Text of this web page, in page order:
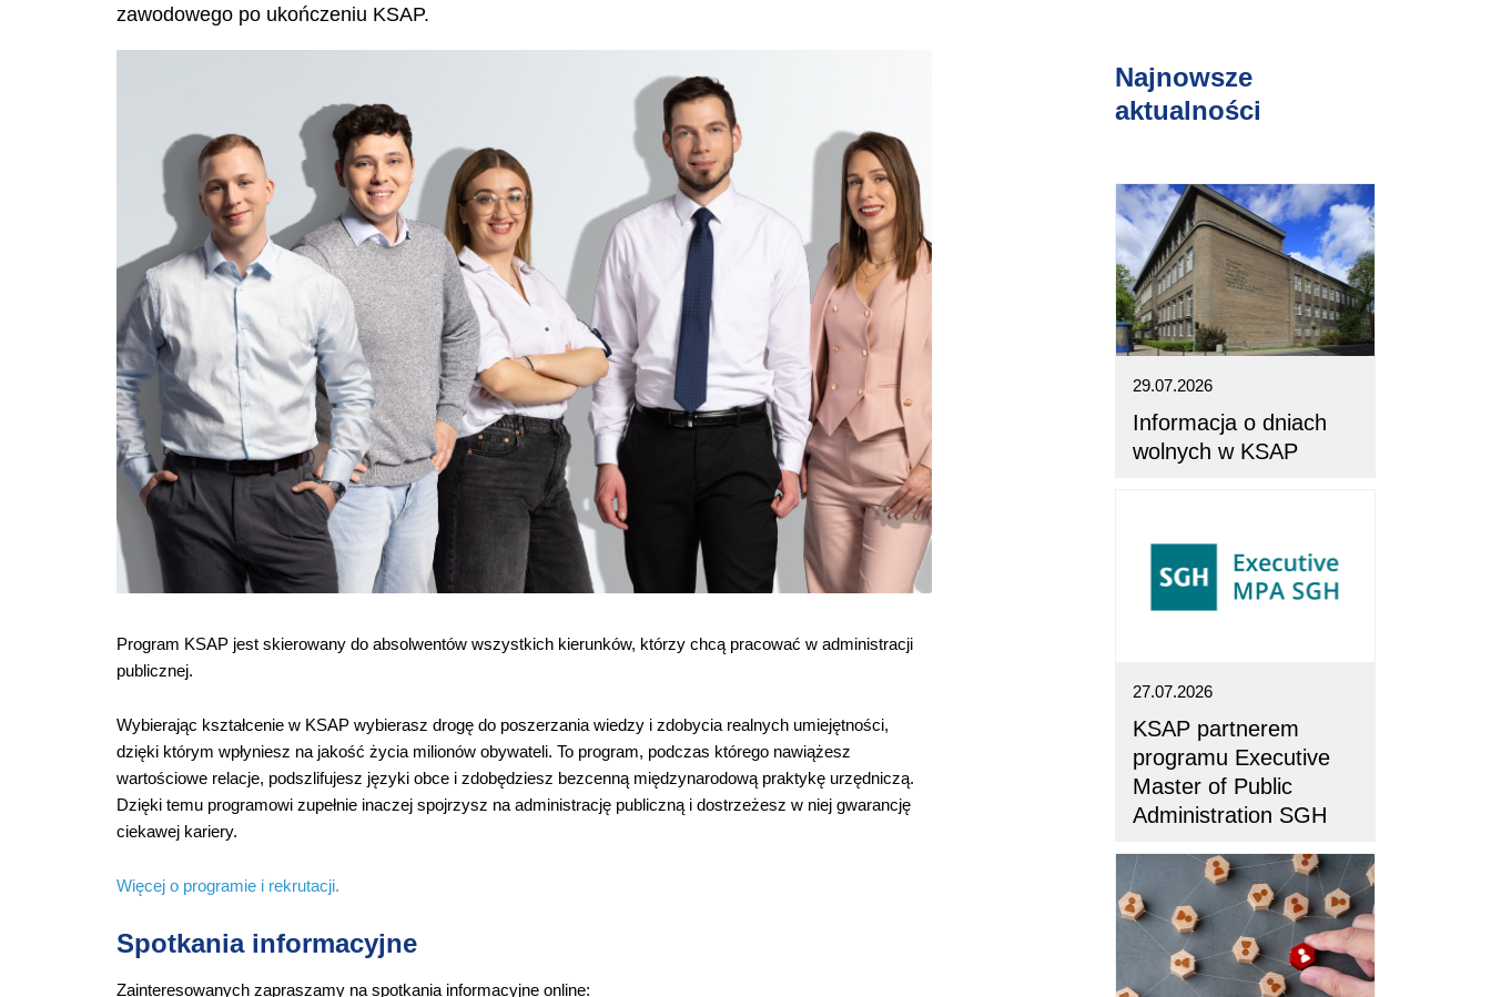
zawodowego po ukończeniu KSAP.
Program KSAP jest skierowany do absolwentów wszystkich kierunków, którzy chcą pracować w administracji
publicznej.
Wybierając kształcenie w KSAP wybierasz drogę do poszerzania wiedzy i zdobycia realnych umiejętności,
dzięki którym wpłyniesz na jakość życia milionów obywateli. To program, podczas którego nawiążesz
wartościowe relacje, podszlifujesz języki obce i zdobędziesz bezcenną międzynarodową praktykę urzędniczą.
Dzięki temu programowi zupełnie inaczej spojrzysz na administrację publiczną i dostrzeżesz w niej gwarancję
ciekawej kariery.
Więcej o programie i rekrutacji.
Spotkania informacyjne
Zainteresowanych zapraszamy na spotkania informacyjne online:
Najnowsze
aktualności
29.07.2026
Informacja o dniach
wolnych w KSAP
27.07.2026
KSAP partnerem
programu Executive
Master of Public
Administration SGH